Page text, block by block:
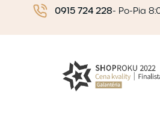
0915 724 228- Po-Pia